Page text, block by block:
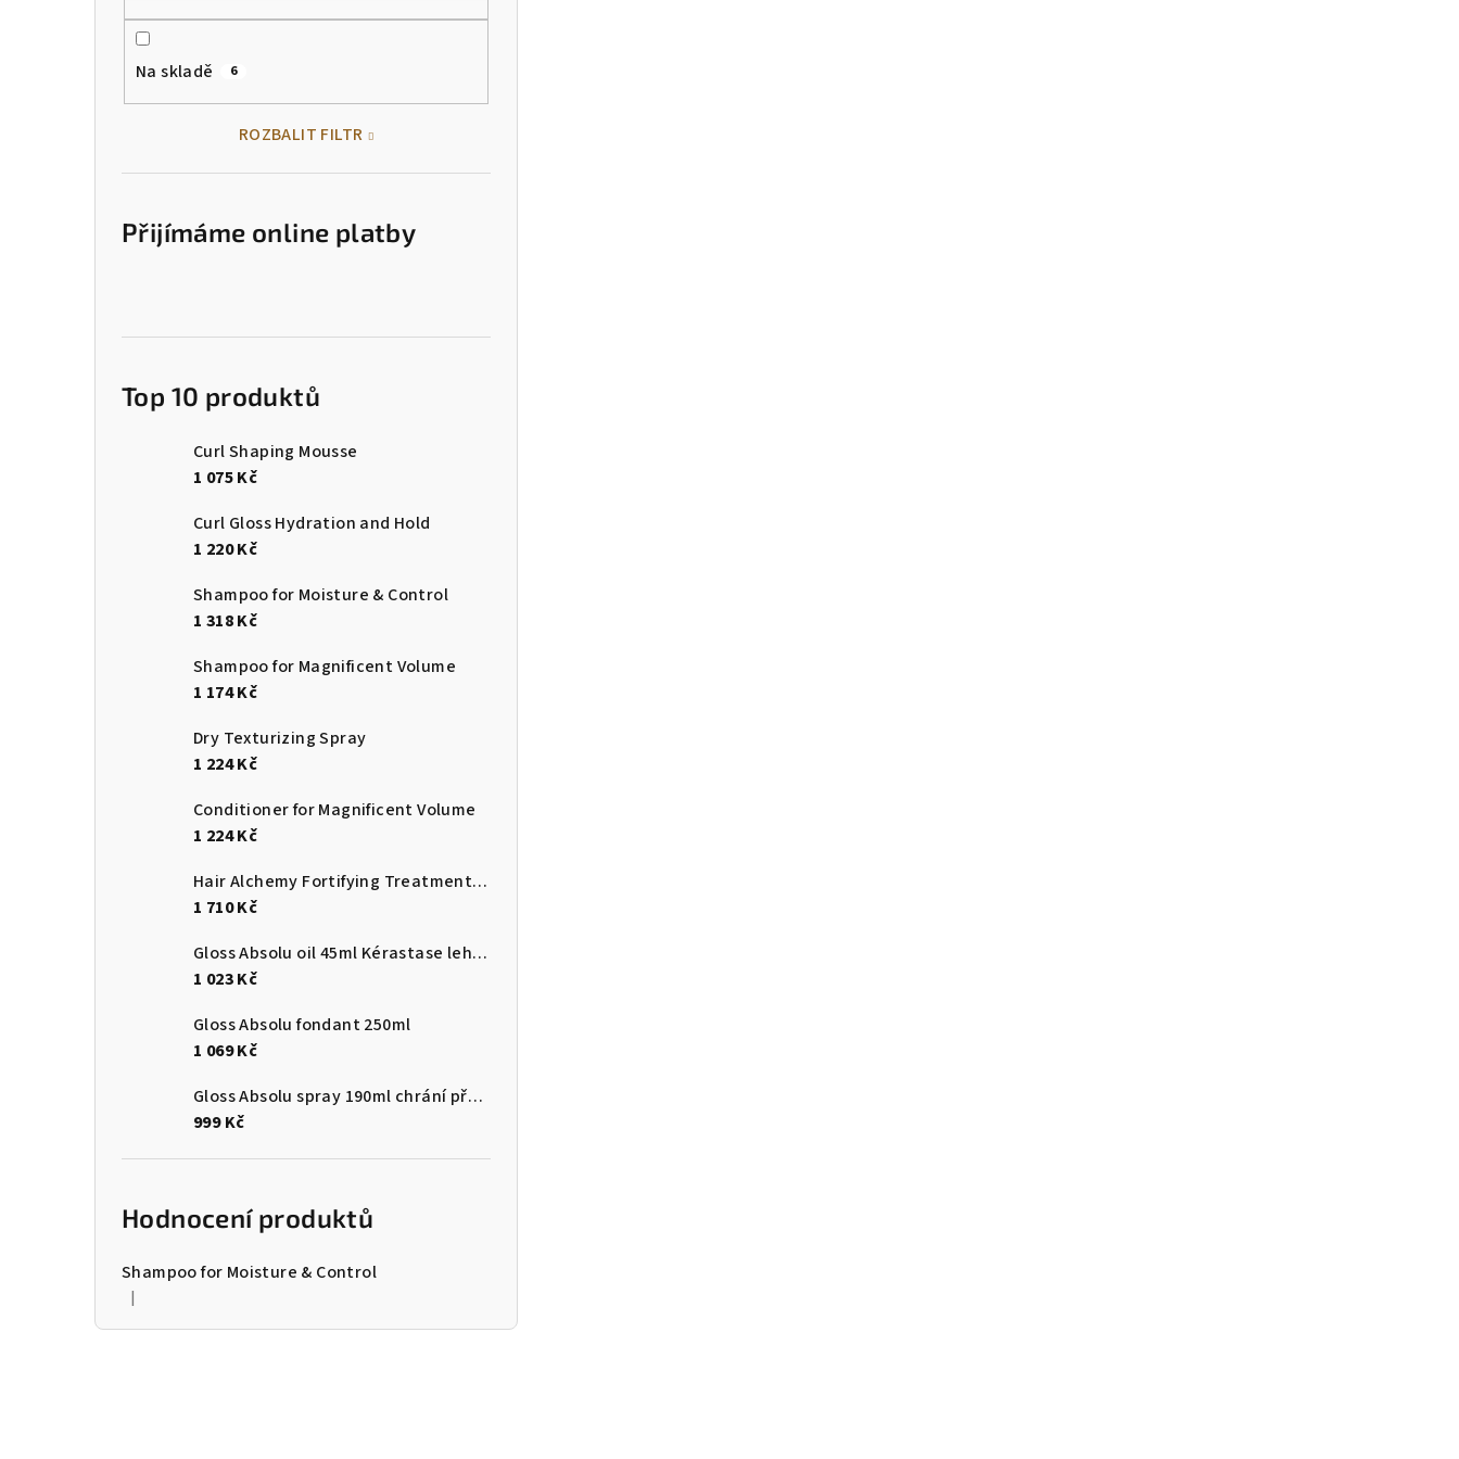
Na skladě 6
ROZBALIT FILTR
Přijímáme online platby
Top 10 produktů
Curl Shaping Mousse
1 075 Kč
Curl Gloss Hydration and Hold
1 220 Kč
Shampoo for Moisture & Control
1 318 Kč
Shampoo for Magnificent Volume
1 174 Kč
Dry Texturizing Spray
1 224 Kč
Conditioner for Magnificent Volume
1 224 Kč
Hair Alchemy Fortifying Treatment Serum
1 710 Kč
Gloss Absolu oil 45ml Kérastase lehký olej zvýrazňující lesk pro vlasy náchylné ke krepatění
1 023 Kč
Gloss Absolu fondant 250ml
1 069 Kč
Gloss Absolu spray 190ml chrání před teplem a vlhkostí
999 Kč
Hodnocení produktů
Shampoo for Moisture & Control
Hodnocení produktu je 5 z 5 hvězdiček.
|